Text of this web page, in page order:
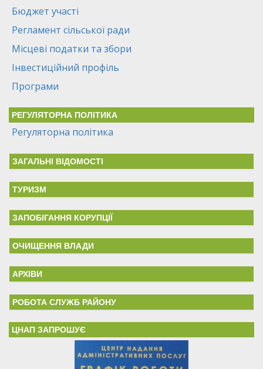
Бюджет участі
Регламент сільської ради
Місцеві податки та збори
Інвестиційний профіль
Програми
РЕГУЛЯТОРНА ПОЛІТИКА
Регуляторна політика
ЗАГАЛЬНІ ВІДОМОСТІ
ТУРИЗМ
ЗАПОБІГАННЯ КОРУПЦІЇ
ОЧИЩЕННЯ ВЛАДИ
АРХІВИ
РОБОТА СЛУЖБ РАЙОНУ
ЦНАП ЗАПРОШУЄ